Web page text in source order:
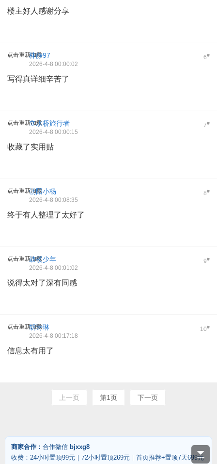
楼主好人感谢分享
点击重新加载 6#
林静97
2026-4-8 00:00:02
写得真详细辛苦了
点击重新加载 7#
立水桥旅行者
2026-4-8 00:00:15
收藏了实用贴
点击重新加载 8#
朝阳小杨
2026-4-8 00:08:35
终于有人整理了太好了
点击重新加载 9#
鼓楼少年
2026-4-8 00:01:02
说得太对了深有同感
点击重新加载 10#
胡诗琳
2026-4-8 00:17:18
信息太有用了
上一页 第1页 下一页
商家合作： 合作微信 bjxxg8
收费：24小时置顶99元｜72小时置顶269元｜首页推荐+置顶7天699元